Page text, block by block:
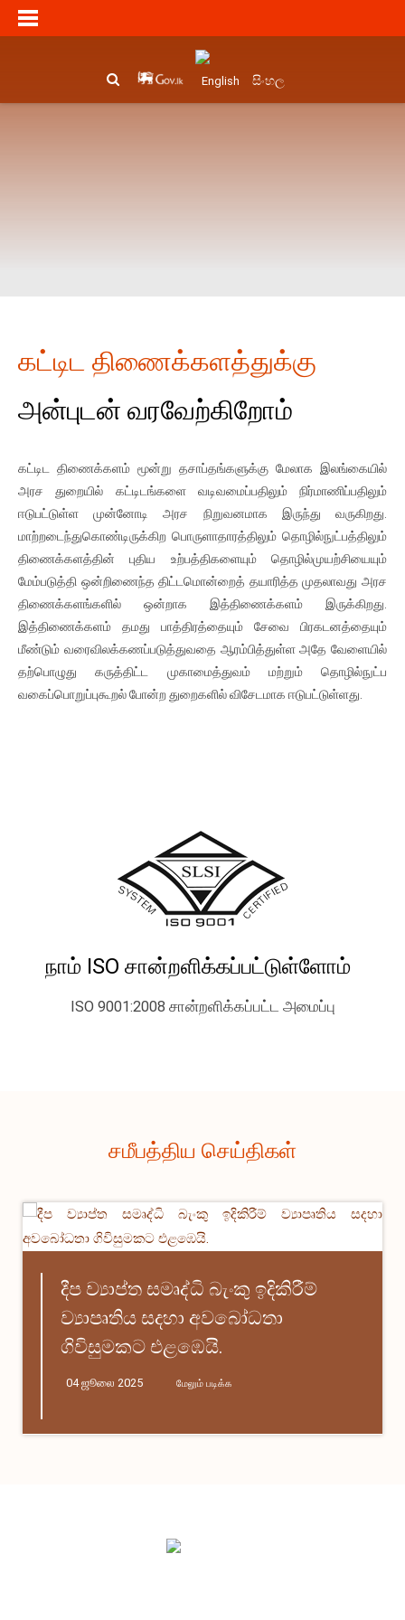
English සිංහල
கட்டிட திணைக்களத்துக்கு
அன்புடன் வரவேற்கிறோம்
கட்டிட திணைக்களம் மூன்று தசாப்தங்களுக்கு மேலாக இலங்கையில்
அரச துறையில் கட்டிடங்களை வடிவமைப்பதிலும் நிர்மாணிப்பதிலும்
ஈடுபட்டுள்ள முன்னோடி அரச நிறுவனமாக இருந்து வருகிறது.
மாற்றடைந்துகொண்டிருக்கிற பொருளாதாரத்திலும் தொழில்நுட்பத்திலும்
திணைக்களத்தின் புதிய உற்பத்திகளையும் தொழில்முயற்சியையும்
மேம்படுத்தி ஒன்றிணைந்த திட்டமொன்றைத் தயாரித்த முதலாவது அரச
திணைக்களங்களில் ஒன்றாக இத்திணைக்களம் இருக்கிறது.
இத்திணைக்களம் தமது பாத்திரத்தையும் சேவை பிரகடனத்தையும்
மீண்டும் வரைவிலக்கணப்படுத்துவதை ஆரம்பித்துள்ள அதே வேளையில்
தற்பொழுது கருத்திட்ட முகாமைத்துவம் மற்றும் தொழில்நுட்ப
வகைப்பொறுப்புகூறல் போன்ற துறைகளில் விசேடமாக ஈடுபட்டுள்ளது.
நாம் ISO சான்றளிக்கப்பட்டுள்ளோம்
ISO 9001:2008 சான்றளிக்கப்பட்ட அமைப்பு
சமீபத்திய செய்திகள்
දීප ව්‍යාප්ත සමෘද්ධි බැංකු ඉදිකිරීම්
ව්‍යාපෘතිය සදහා අවබෝධතා
ගිවිසුමකට එළඹෙයි.
04 ஜூலை 2025 மேலும் படிக்க